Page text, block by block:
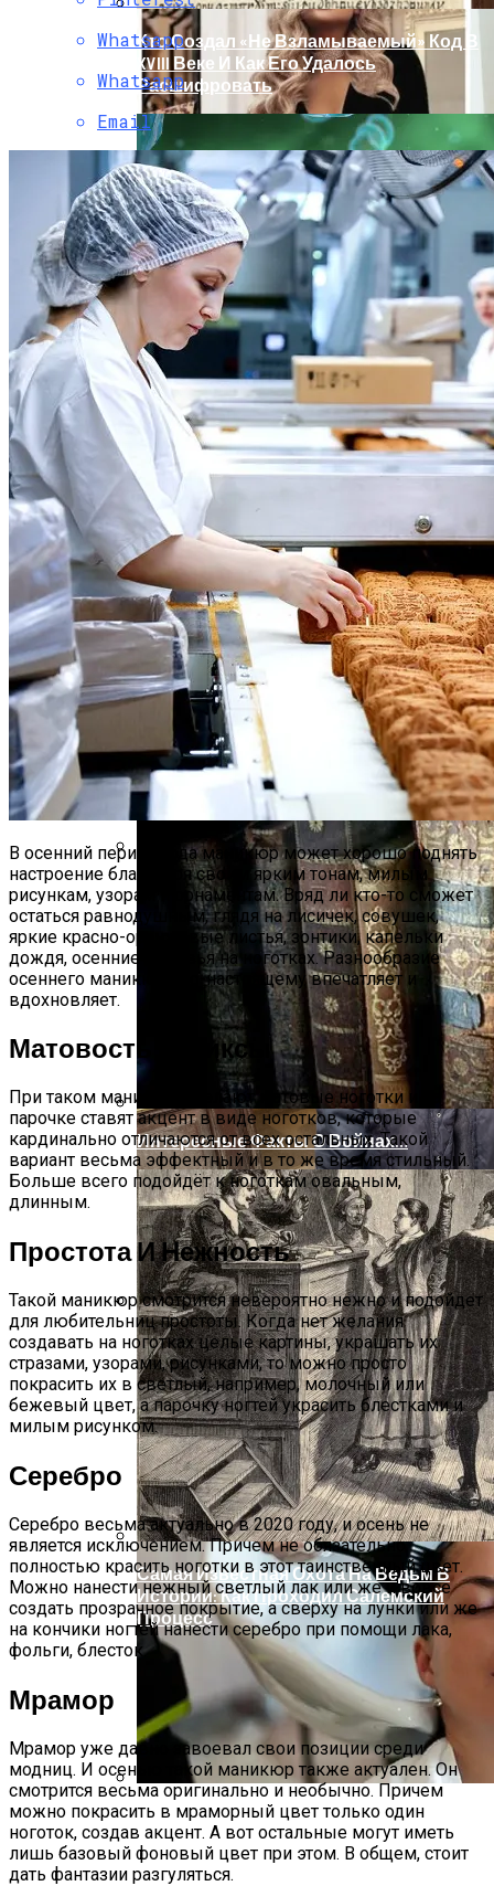
Раскрась Свой Год: Какой Цвет
Принесет Тебе Успех В 2026 Году По
Знаку Зодиака
Ваша Любовь К Оранжевому: Глоток
Энергии Или Сигнал Уставшей Души
Женская Зимняя Обувь: 5 Стильных
Моделей, За Которыми
Выстраиваются В Очереди
Лунный Календарь Окрашивания
Волос На Октябрь 2025 Года
Кто Создал «не Взламываемый» Код В
XVIII Веке И Как Его Удалось
Расшифровать
Тайна Происхождения Жизни Скоро
Будет Разгадана
Сергей Марков — О Тайном Цифровом
Суде И Угрозах Искусственного
Интеллекта
Интересные Факты О Войнах…
Самая Известная Охота На Ведьм В
Истории: Как Проходил Салемский
Процесс
Whatsapp
Whatsapp
Email
В осенний период года маникюр может хорошо поднять
настроение благодаря своим ярким тонам, милым
рисункам, узорам и орнаментам. Вряд ли кто-то сможет
остаться равнодушным, глядя на лисичек, совушек,
яркие красно-оранжевые листья, зонтики, капельки
дождя, осенние деревья на ноготках. Разнообразие
осеннего маникюра по-настоящему впечатляет и
вдохновляет.
Матовость И Миксы
При таком маникюре делают матовые ноготки и на
парочке ставят акцент в виде ноготков, которые
кардинально отличаются от всех остальных. Такой
вариант весьма эффектный и в то же время стильный.
Больше всего подойдёт к ноготкам овальным,
длинным.
Простота И Нежность
Такой маникюр смотрится невероятно нежно и подойдет
для любительниц простоты. Когда нет желания
создавать на ноготках целые картины, украшать их
стразами, узорами, рисунками, то можно просто
покрасить их в светлый, например, молочный или
бежевый цвет, а парочку ногтей украсить блестками и
милым рисунком.
Серебро
Серебро весьма актуально в 2020 году, и осень не
является исключением. Причем не обязательно
полностью красить ноготки в этот таинственный цвет.
Можно нанести нежный светлый лак или же и вовсе
создать прозрачное покрытие, а сверху на лунки или же
на кончики ногтей нанести серебро при помощи лака,
фольги, блесток.
Мрамор
Мрамор уже давно завоевал свои позиции среди
модниц. И осенью такой маникюр также актуален. Он
смотрится весьма оригинально и необычно. Причем
можно покрасить в мраморный цвет только один
ноготок, создав акцент. А вот остальные могут иметь
лишь базовый фоновый цвет при этом. В общем, стоит
дать фантазии разгуляться.